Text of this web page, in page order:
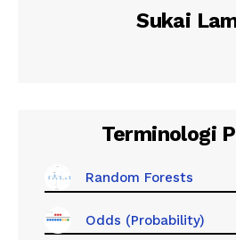
Sukai
Terminologi
Random Forests
Odds (Probability)